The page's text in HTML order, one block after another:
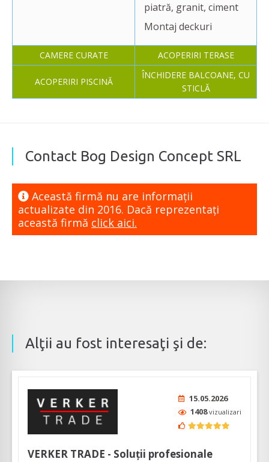
piatră, granit, ciment
Montaj deckuri
CAMERE CURATE ACOPERIRI TERASE
ACOPERIRI PISCINĂ
ÎNCHIDERE BALCOANE, CU
STICLĂ
Contact Bog Design Concept SRL
Această firmă nu are informaţii
actualizate din 2016. Dacă reprezentaţi
această firmă click aici.
Alţii au fost interesaţi şi de:
15.05.2026
1408vizualizari
VERKER TRADE - Soluţii profesionale